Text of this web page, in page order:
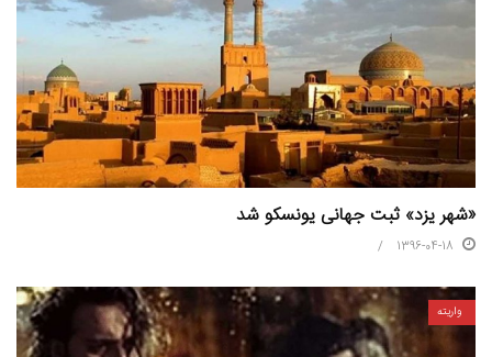
«شهر یزد» ثبت جهانی یونسکو شد
1396-04-18
واریته